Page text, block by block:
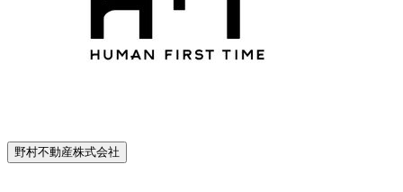
野村不動産株式会社